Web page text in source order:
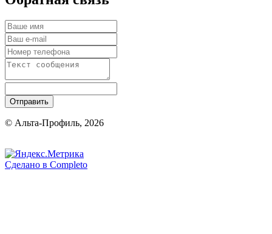
Отправить
© Альта-Профиль, 2026
Сделано в Completo